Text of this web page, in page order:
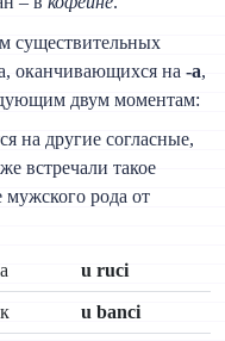
существительных
оканчивающихся на-a,
двум моментам:
на другие согласные,
встречали такое
рода от
u ruci
u banci